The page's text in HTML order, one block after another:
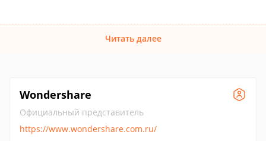
Читать далее
Wondershare
Официальный представитель
https://www.wondershare.com.ru/